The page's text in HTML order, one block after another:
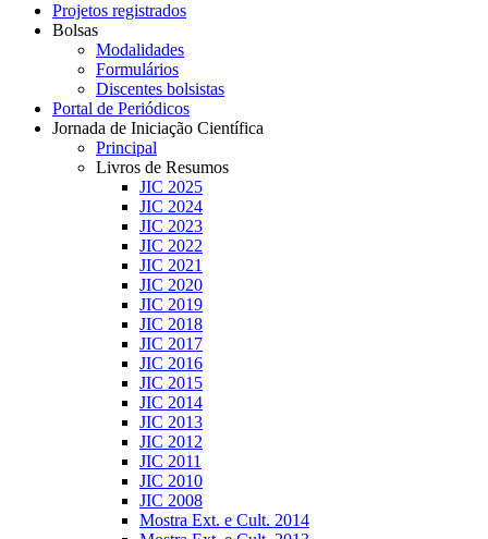
Projetos registrados
Bolsas
Modalidades
Formulários
Discentes bolsistas
Portal de Periódicos
Jornada de Iniciação Científica
Principal
Livros de Resumos
JIC 2025
JIC 2024
JIC 2023
JIC 2022
JIC 2021
JIC 2020
JIC 2019
JIC 2018
JIC 2017
JIC 2016
JIC 2015
JIC 2014
JIC 2013
JIC 2012
JIC 2011
JIC 2010
JIC 2008
Mostra Ext. e Cult. 2014